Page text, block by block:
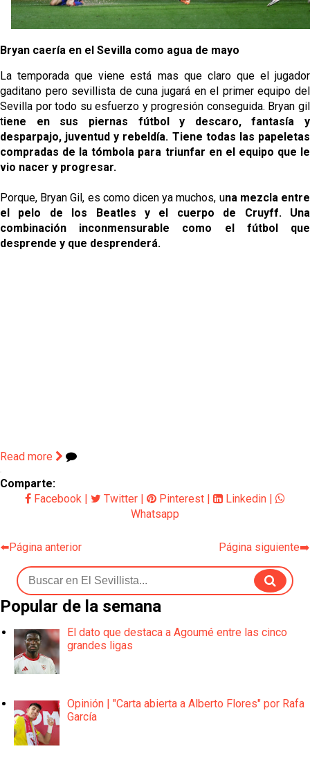
Bryan caería en el Sevilla como agua de mayo
La temporada que viene está mas que claro que el jugador
gaditano pero sevillista de cuna jugará en el primer equipo del
Sevilla por todo su esfuerzo y progresión conseguida. Bryan gil
tiene en sus piernas fútbol y descaro, fantasía y
desparpajo, juventud y rebeldía. Tiene todas las papeletas
compradas de la tómbola para triunfar en el equipo que le
vio nacer y progresar.
Porque, Bryan Gil, es como dicen ya muchos, una mezcla entre
el pelo de los Beatles y el cuerpo de Cruyff. Una
combinación inconmensurable como el fútbol que
desprende y que desprenderá.
Read more
Comparte:
Facebook | Twitter | Pinterest | Linkedin |
Whatsapp
⬅️Página anterior Página siguiente➡️
Popular de la semana
El dato que destaca a Agoumé entre las cinco
grandes ligas
Opinión | "Carta abierta a Alberto Flores" por Rafa
García